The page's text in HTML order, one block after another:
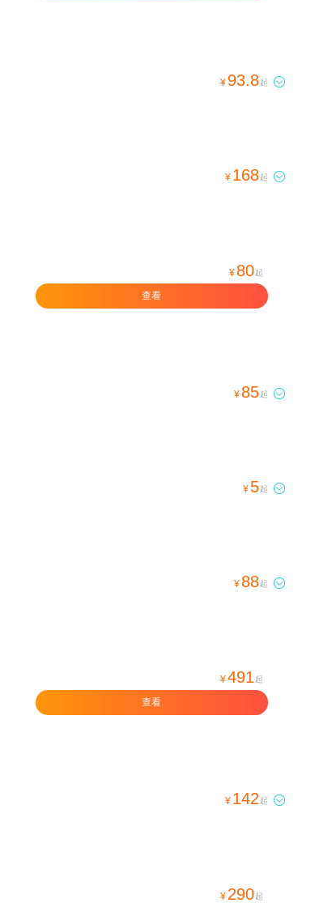
¥ 93.8起 
¥ 168起 
¥ 80 起
查看
¥ 85起 
¥ 5起 
¥ 88起 
¥491 起
查看
¥ 142 起 
¥ 290 起